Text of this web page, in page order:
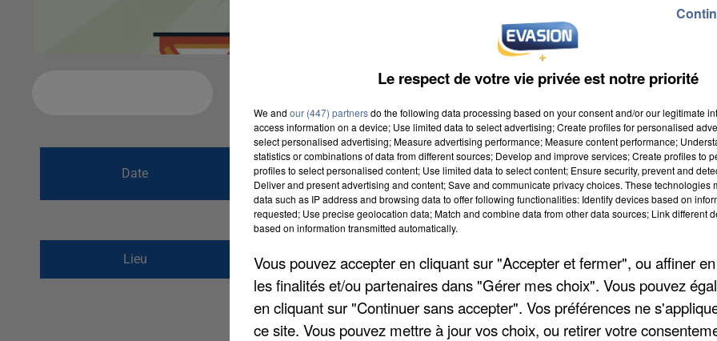
Date
du25 juillet 2020 à 9h00
au28 juillet 2020 à 19h59
Lieu
60600 Clermont
Le respect de votre vie privée est notre priorité
We and our (447) partnersdo the following data processing based on your consent and/or our legitimate
access information on a device; Use limited data to select advertising; Create profiles for personalised
select personalised advertising; Measure advertising performance; Measure content performance;
statistics or combinations of data from different sources; Develop and improve services; Create profiles to
profiles to select personalised content; Use limited data to select content; Ensure security, prevent and
Deliver and present advertising and content; Save and communicate privacy choices. These technologies
data such as IP address and browsing data to offer following functionalities: Identify devices based on
requested; Use precise geolocation data; Match and combine data from other data sources; Link different
based on information transmitted automatically.
Vous pouvez accepter en cliquant sur "Accepter et fermer", ou affiner
les finalités et/ou partenaires dans "Gérer mes choix". Vous pouvez
en cliquant sur "Continuer sans accepter". Vos préférences ne
ce site. Vous pouvez mettre à jour vos choix, ou retirer votre